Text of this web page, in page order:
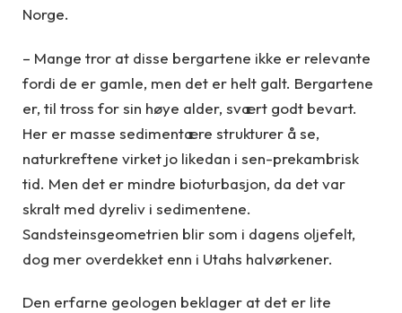
Norge.
– Mange tror at disse bergartene ikke er relevante
fordi de er gamle, men det er helt galt. Bergartene
er, til tross for sin høye alder, svært godt bevart.
Her er masse sedimentære strukturer å se,
naturkreftene virket jo likedan i sen-prekambrisk
tid. Men det er mindre bioturbasjon, da det var
skralt med dyreliv i sedimentene.
Sandsteinsgeometrien blir som i dagens oljefelt,
dog mer overdekket enn i Utahs halvørkener.
Den erfarne geologen beklager at det er lite